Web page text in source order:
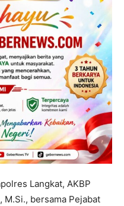
Langkat, AKBP
M.Si., bersama Pejabat